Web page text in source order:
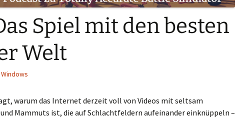
Spiel mit den besten
Welt
Windows
warum das Internet derzeit voll von Videos mit seltsam
Mammuts ist, die auf Schlachtfeldern aufeinander einknüppeln –